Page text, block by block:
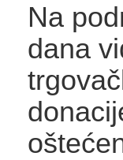
Na
dana